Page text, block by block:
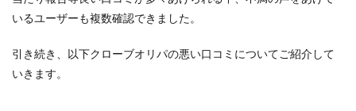
いるユーザーも複数確認できました。
引き続き、以下クローブオリパの悪い口コミについてご紹介して
いきます。